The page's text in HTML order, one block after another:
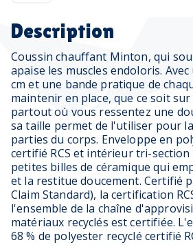
Description
Coussin chauffant Minton, qui
apaise les muscles endoloris.
cm et une bande pratique de
maintenir en place, que ce soit
partout où vous ressentez une
sa taille permet de l'utiliser pour
parties du corps. Enveloppe en
certifié RCS et intérieur tri-
petites billes de céramique qui
et la restitue doucement. Certifié
Claim Standard), la certification
l'ensemble de la chaîne
matériaux recyclés est certifiée.
68 % de polyester recyclé certifié